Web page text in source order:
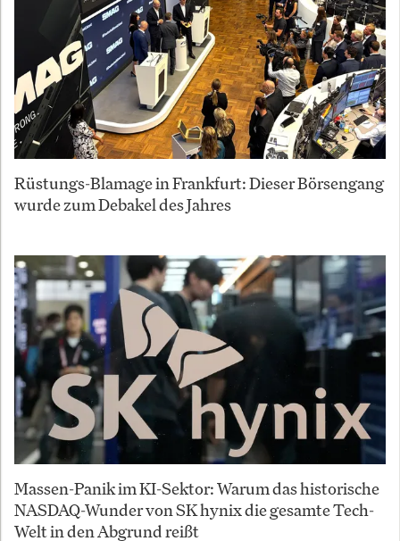
Rüstungs-Blamage in Frankfurt: Dieser Börsengang
wurde zum Debakel des Jahres
Massen-Panik im KI-Sektor: Warum das historische
NASDAQ-Wunder von SK hynix die gesamte Tech-
Welt in den Abgrund reißt